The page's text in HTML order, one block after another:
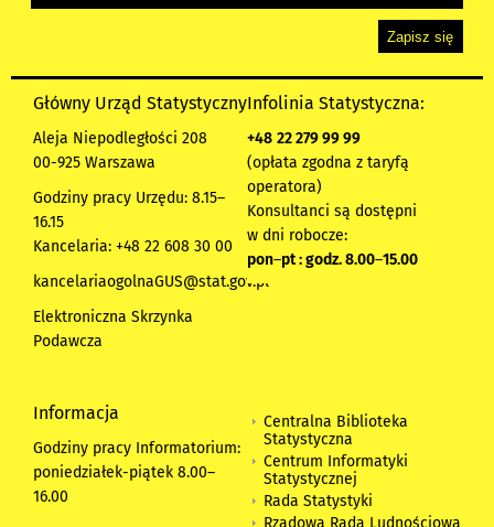
Główny Urząd Statystyczny
Aleja Niepodległości 208
00-925 Warszawa
Godziny pracy Urzędu: 8.15–
16.15
Kancelaria: +48 22 608 30 00
kancelariaogolnaGUS@stat.gov.pl
Elektroniczna Skrzynka
Podawcza
Infolinia Statystyczna:
+48 22 279 99 99
(opłata zgodna z taryfą
operatora)
Konsultanci są dostępni
w dni robocze:
pon–pt : godz. 8.00–15.00
Informacja
Godziny pracy Informatorium:
poniedziałek-piątek 8.00–
16.00
Centralna Biblioteka
Statystyczna
Centrum Informatyki
Statystycznej
Rada Statystyki
Rządowa Rada Ludnościowa